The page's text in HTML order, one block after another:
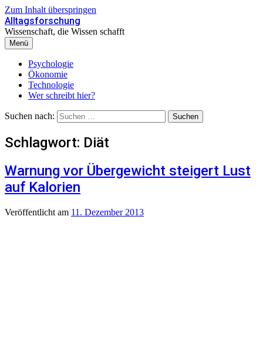
Zum Inhalt überspringen
Alltagsforschung
Wissenschaft, die Wissen schafft
Menü
Psychologie
Ökonomie
Technologie
Wer schreibt hier?
Suchen nach:
Schlagwort: Diät
Warnung vor Übergewicht steigert Lust
auf Kalorien
Veröffentlicht am 11. Dezember 2013